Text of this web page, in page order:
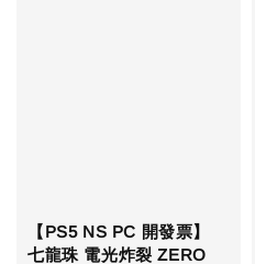
【PS5 NS PC 開發票】
七龍珠 電光炸裂 ZERO